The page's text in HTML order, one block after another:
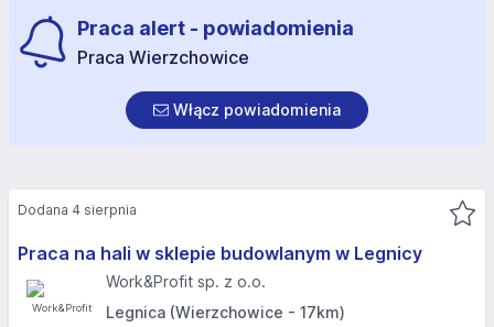
Praca alert - powiadomienia
Praca Wierzchowice
Włącz powiadomienia
Praca na hali w sklepie budowlanym w Legnicy
Work&Profit sp. z o.o.
Legnica (Wierzchowice - 17km)
Dodana 4 sierpnia